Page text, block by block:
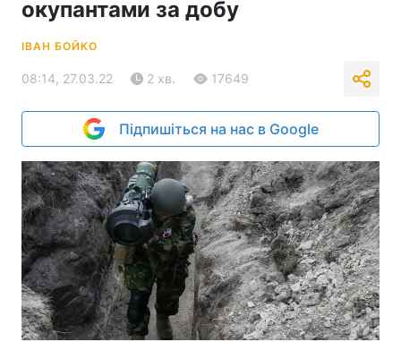
окупантами за добу
ІВАН БОЙКО
08:14, 27.03.22 2 хв. 17649
Підпишіться на нас в Google